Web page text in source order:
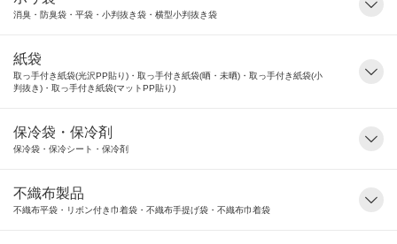
消臭・防臭袋・平袋・小判抜き袋・横型小判抜き袋
紙袋
取っ手付き紙袋(光沢PP貼り)・取っ手付き紙袋(晒・未晒)・取っ手付き紙袋(小
判抜き)・取っ手付き紙袋(マットPP貼り)
保冷袋・保冷剤
保冷袋・保冷シート・保冷剤
不織布製品
不織布平袋・リボン付き巾着袋・不織布手提げ袋・不織布巾着袋